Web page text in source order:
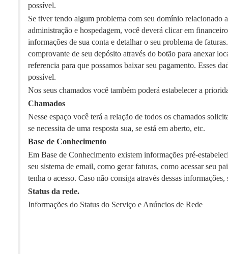
possível.
Se tiver tendo algum problema com seu domínio relacionado
administração e hospedagem, você deverá clicar em
informações de sua conta e detalhar o seu problema de
comprovante de seu depósito através do botão para anexar
referencia para que possamos baixar seu pagamento. Esses
possível.
Nos seus chamados você também poderá estabelecer a
Chamados
Nesse espaço você terá a relação de todos os chamados
se necessita de uma resposta sua, se está em aberto, etc.
Base de Conhecimento
Em Base de Conhecimento existem informações pré-
seu sistema de email, como gerar faturas, como acessar seu
tenha o acesso. Caso não consiga através dessas
Status da rede.
Informações do Status do Serviço e Anúncios de Rede